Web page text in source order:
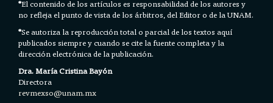
*El contenido de los artículos es responsabilidad de los autores y
no refleja el punto de vista de los árbitros, del Editor o de la UNAM.
*Se autoriza la reproducción total o parcial de los textos aquí
publicados siempre y cuando se cite la fuente completa y la
dirección electrónica de la publicación.
Dra. María Cristina Bayón
Directora
revmexso@unam.mx